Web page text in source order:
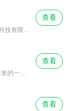
查看
放开那三国精简版是北京巴别公司研发的一款Q版三国题材卡牌手游，上线就能限免领取无限元宝，免费赠送10连抽，高级武将免费领取，限时神将不再限时抽取，每天推出一位神将轮流登场再也不用等待个把月才能获得。
查看
查看